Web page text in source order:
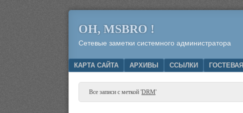
OH, MSBRO !
Сетевые заметки системного администратора
Menu
SKIP TO CONTENT
КАРТА САЙТА АРХИВЫ ССЫЛКИ ГОСТЕВАЯ
Все записи с меткой 'DRM'